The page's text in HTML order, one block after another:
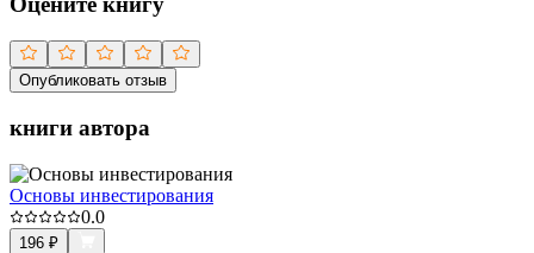
Опубликовать отзыв
книги автора
Основы инвестирования
0.0
196 ₽